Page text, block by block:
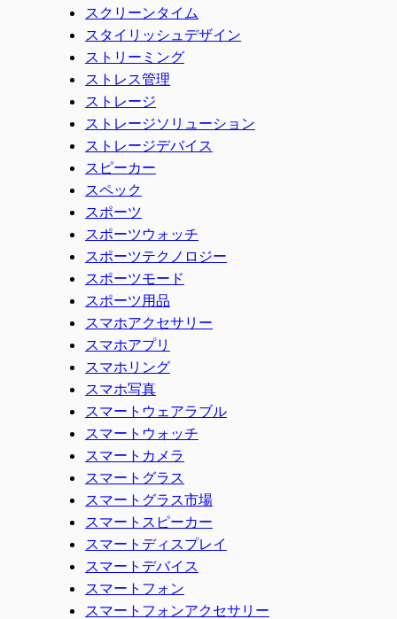
スクリーンタイム
スタイリッシュデザイン
ストリーミング
ストレス管理
ストレージ
ストレージソリューション
ストレージデバイス
スピーカー
スペック
スポーツ
スポーツウォッチ
スポーツテクノロジー
スポーツモード
スポーツ用品
スマホアクセサリー
スマホアプリ
スマホリング
スマホ写真
スマートウェアラブル
スマートウォッチ
スマートカメラ
スマートグラス
スマートグラス市場
スマートスピーカー
スマートディスプレイ
スマートデバイス
スマートフォン
スマートフォンアクセサリー